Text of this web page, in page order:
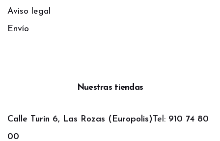
Aviso legal
Envío
Nuestras tiendas
Calle Turín 6, Las Rozas (Europolis) Tel: 910 74 80
00